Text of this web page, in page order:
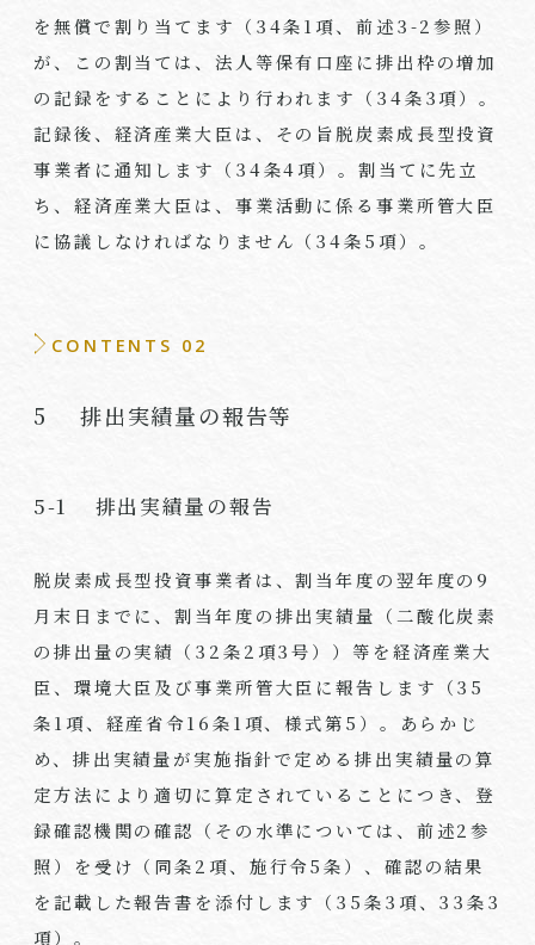
を無償で割り当てます（34条1項、前述3-2参照）
が、この割当ては、法人等保有口座に排出枠の増加
の記録をすることにより行われます（34条3項）。
記録後、経済産業大臣は、その旨脱炭素成長型投資
事業者に通知します（34条4項）。割当てに先立
ち、経済産業大臣は、事業活動に係る事業所管大臣
に協議しなければなりません（34条5項）。
CONTENTS 02
5 排出実績量の報告等
5-1 排出実績量の報告
脱炭素成長型投資事業者は、割当年度の翌年度の9
月末日までに、割当年度の排出実績量（二酸化炭素
の排出量の実績（32条2項3号））等を経済産業大
臣、環境大臣及び事業所管大臣に報告します（35
条1項、経産省令16条1項、様式第5）。あらかじ
め、排出実績量が実施指針で定める排出実績量の算
定方法により適切に算定されていることにつき、登
録確認機関の確認（その水準については、前述2参
照）を受け（同条2項、施行令5条）、確認の結果
を記載した報告書を添付します（35条3項、33条3
項）。